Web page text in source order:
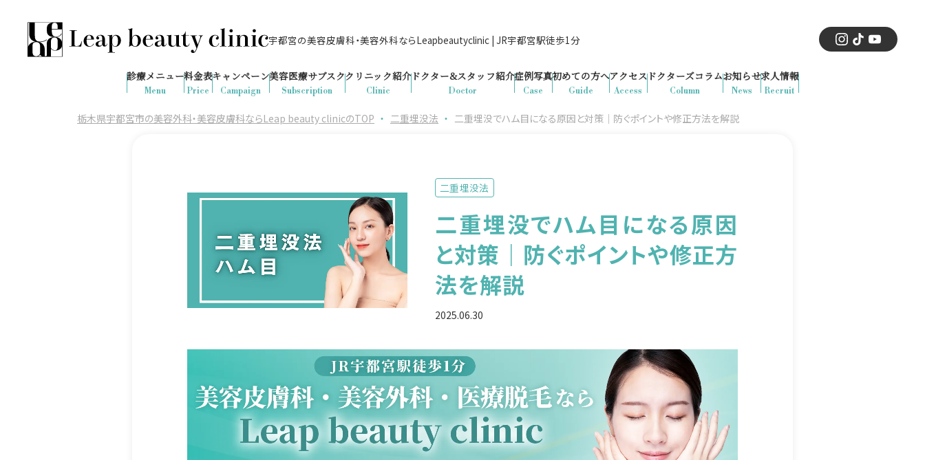
宇都宮の美容皮膚科・美容外科ならLeapbeautyclinic | JR宇都宮駅徒歩1分
の予約が入りました
診療時間：10:00-19:00
（土日祝日対応）
Menu
診療メニュー
Price
料金表
Campaign
キャンペーン
Subscription
美容医療サブスク
Clinic
クリニック紹介
Doctor
ドクター&スタッフ紹介
Case
症例写真
Guide
初めての方へ
Access
アクセス
Column
ドクターズコラム
News
お知らせ
Recruit
求人情報
栃木県宇都宮市の美容外科・美容皮膚科ならLeap beauty clinicのTOP ・ 二重埋没法 ・ 二重埋没でハム目になる原因と対策｜防ぐポイントや修正方法を解説
二重埋没法
二重埋没でハム目になる原因
と対策｜防ぐポイントや修正方
法を解説
2025.06.30